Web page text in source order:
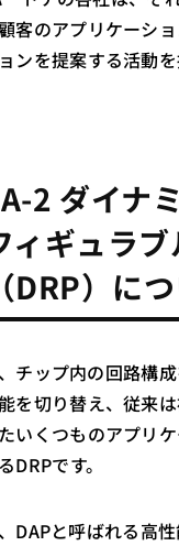
客のアプリケーシ
ンを提案する活動
2 ダイナ
ィギュラ
DRP）に
チップ内の回路構
を切り替え、従来
いくつものアプリ
DRPです。
DAPと呼ばれる高